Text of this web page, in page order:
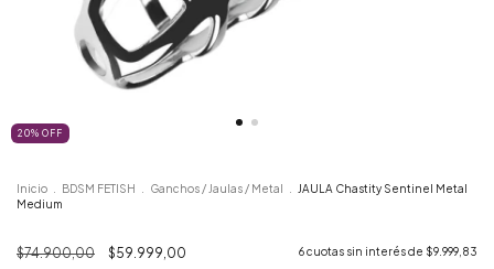
20% OFF
Inicio BDSM FETISH Ganchos / Jaulas / Metal
JAULA Chastity Sentinel Metal
Medium
$74.900,00 $59.999,00 6cuotas sin interés de $9.999,83